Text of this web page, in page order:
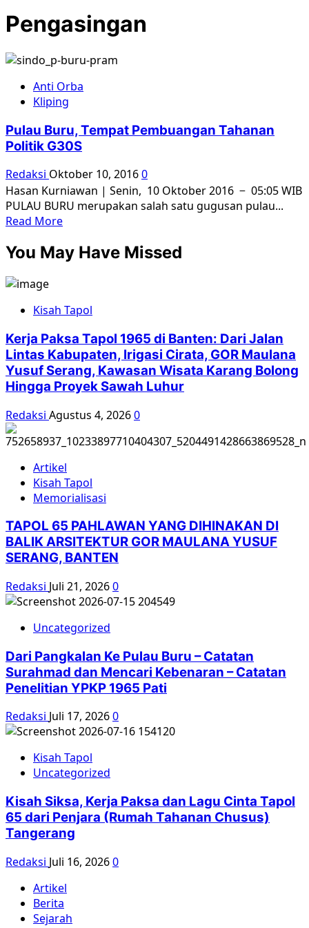
Pengasingan
Anti Orba
Kliping
Pulau Buru, Tempat Pembuangan Tahanan
Politik G30S
Redaksi Oktober 10, 20160
Hasan Kurniawan | Senin, 10 Oktober 2016 − 05:05 WIB
PULAU BURU merupakan salah satu gugusan pulau...
Read MoreRead
about
Pulau
Pembuangan
Politik
G30S
You May Have Missed
Kisah Tapol
Kerja Paksa Tapol 1965 di Banten: Dari Jalan
Lintas Kabupaten, Irigasi Cirata, GOR Maulana
Yusuf Serang, Kawasan Wisata Karang Bolong
Hingga Proyek Sawah Luhur
Redaksi Agustus 4, 20260
Artikel
Kisah Tapol
Memorialisasi
TAPOL 65 PAHLAWAN YANG DIHINAKAN DI
BALIK ARSITEKTUR GOR MAULANA YUSUF
SERANG, BANTEN
Redaksi Juli 21, 20260
Uncategorized
Dari Pangkalan Ke Pulau Buru – Catatan
Surahmad dan Mencari Kebenaran – Catatan
Penelitian YPKP 1965 Pati
Redaksi Juli 17, 20260
Kisah Tapol
Uncategorized
Kisah Siksa, Kerja Paksa dan Lagu Cinta Tapol
65 dari Penjara (Rumah Tahanan Chusus)
Tangerang
Redaksi Juli 16, 20260
Artikel
Berita
Sejarah